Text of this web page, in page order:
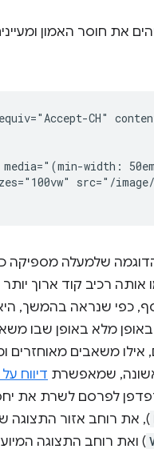
את חוסר האמון
CH"
media="(min-width:
src="/
שלמעלה מספיקה
אותה רכיב קוד ארוך
כפי שנראה בהמשך,
מלא באופן שבו
אילו משאבים מאוחזרים
שמאפשרת דיווח
לפרסם לשרת את
), את רוחב אזור התצוגה
) ואת רוחב התצוגה